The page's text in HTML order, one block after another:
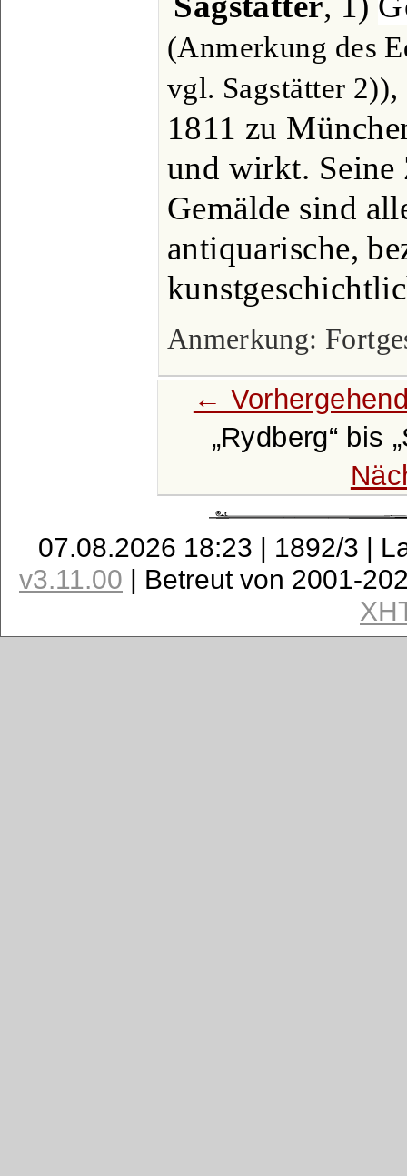
(Anmerkung des
vgl. Sagstätter 2)),
1811 zu
und wirkt. Seine
Gemälde sind
antiquarische,
Anmerkung:
←
Rydberg
bis
07.08.2026 18:23 | 1892/3 |
v3.11.00 | Betreut von 2001-